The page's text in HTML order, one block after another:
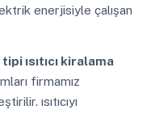
enerjisiyle çalışan
ısıtıcı kiralama
firmamız
ısıtıcıyı